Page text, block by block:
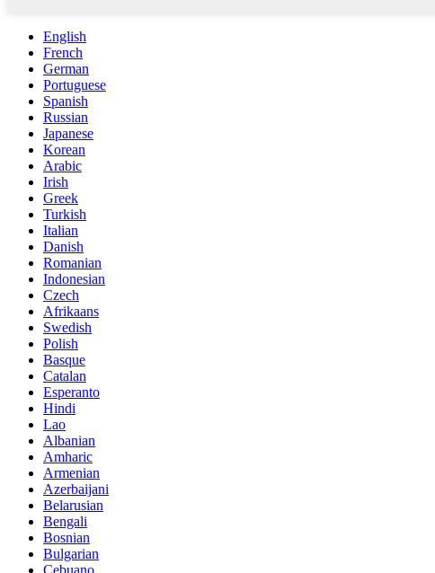
English
French
German
Portuguese
Spanish
Russian
Japanese
Korean
Arabic
Irish
Greek
Turkish
Italian
Danish
Romanian
Indonesian
Czech
Afrikaans
Swedish
Polish
Basque
Catalan
Esperanto
Hindi
Lao
Albanian
Amharic
Armenian
Azerbaijani
Belarusian
Bengali
Bosnian
Bulgarian
Cebuano